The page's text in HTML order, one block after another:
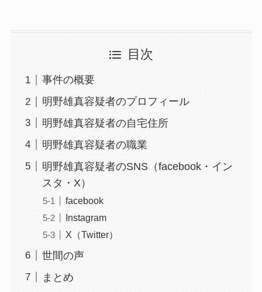
目次
事件の概要
明野雄真容疑者のプロフィール
明野雄真容疑者の自宅住所
明野雄真容疑者の職業
明野雄真容疑者のSNS（facebook・イン
スタ・X）
facebook
Instagram
X（Twitter）
世間の声
まとめ